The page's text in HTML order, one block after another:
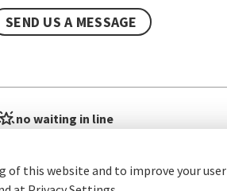
of this website and to improve your user
SEND US A MESSAGE
no waiting in line